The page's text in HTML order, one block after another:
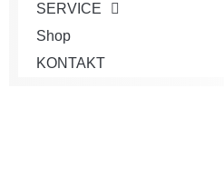
SERVICE
Shop
KONTAKT